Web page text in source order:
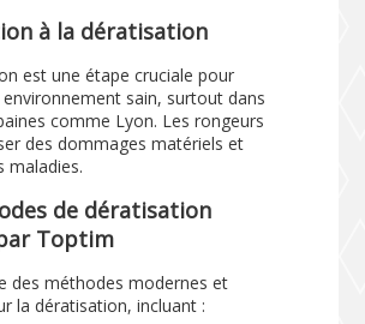
à la dératisation
est une étape cruciale pour
sain, surtout dans
comme Lyon. Les rongeurs
des dommages matériels et
maladies.
de dératisation
Toptim
des méthodes modernes et
la dératisation, incluant :